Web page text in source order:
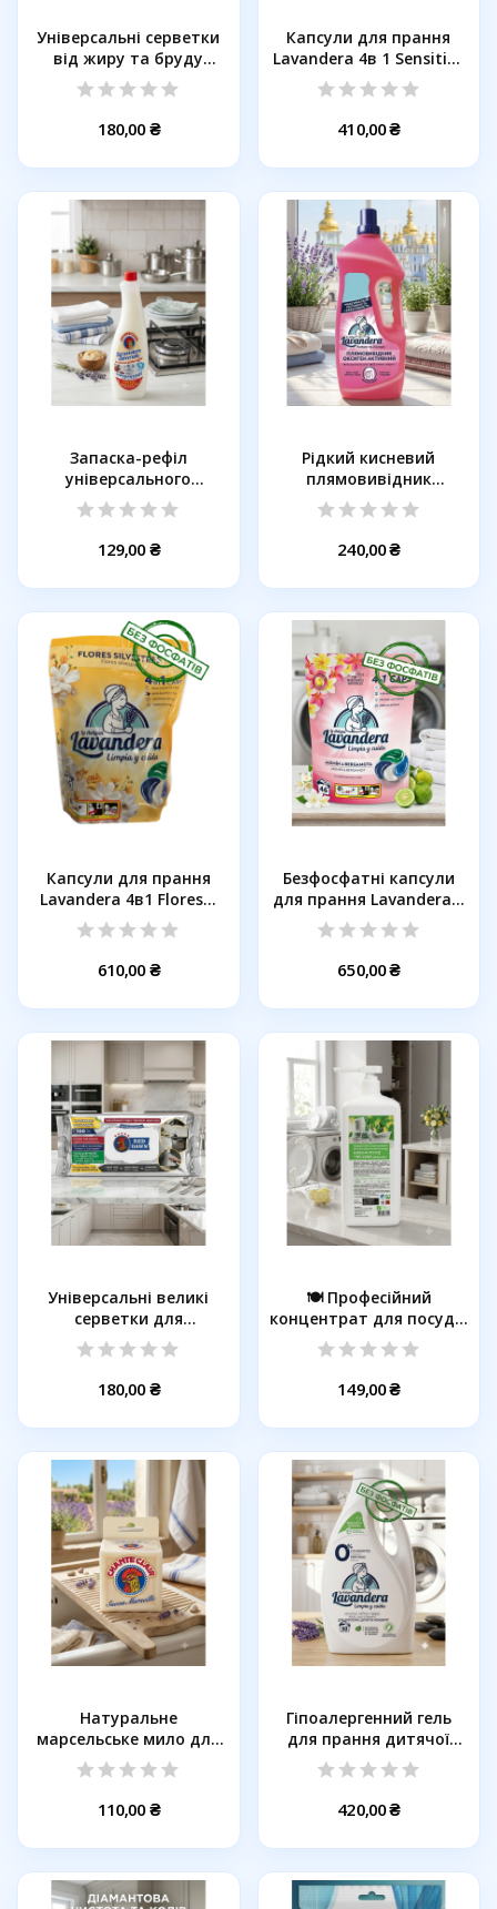
Універсальні серветки
від жиру та бруду
FAIRY...
180,00 ₴
Капсули для прання
Lavandera 4в 1 Sensitive
для...
410,00 ₴
Запаска-рефіл
універсального
знежирювача...
129,00 ₴
Рідкий кисневий
плямовивідник
Lavandera Oxigeno...
240,00 ₴
Капсули для прання
Lavandera 4в1 Flores...
610,00 ₴
Безфосфатні капсули
для прання Lavandera 4
в 1...
650,00 ₴
Універсальні великі
серветки для
прибирання RED...
180,00 ₴
🍽️ Професійний
концентрат для посуду:
BILYSNA...
149,00 ₴
Натуральне
марсельське мило для
ручного прання...
110,00 ₴
Гіпоалергенний гель
для прання дитячої
та...
420,00 ₴